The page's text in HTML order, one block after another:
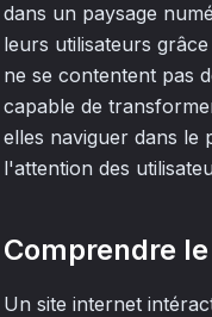
dans un paysage
leurs utilisateurs
ne se contentent pas
capable de
elles naviguer dans le
l'attention des
Comprendre
Un site internet